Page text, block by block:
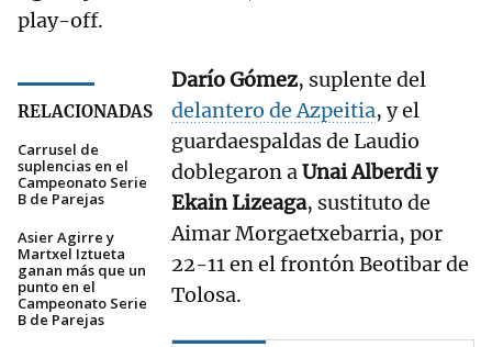
play-off.
RELACIONADAS
Carrusel de
suplencias en el
Campeonato Serie
B de Parejas
Asier Agirre y
Martxel Iztueta
ganan más que un
punto en el
Campeonato Serie
B de Parejas
Darío Gómez, suplente del
delantero de Azpeitia, y el
guardaespaldas de Laudio
doblegaron aUnai Alberdi y
Ekain Lizeaga, sustituto de
Aimar Morgaetxebarria, por
22-11 en el frontón Beotibar de
Tolosa.